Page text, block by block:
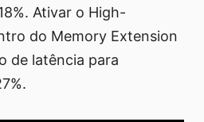
Ativar o High-
do Memory Extension
de latência para